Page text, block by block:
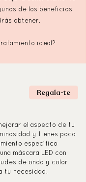
de los beneficios
obtener.
ideal?
Regala-te
el aspecto de tu
y tienes poco
específico
máscara LED con
de onda y color
tu necesidad.